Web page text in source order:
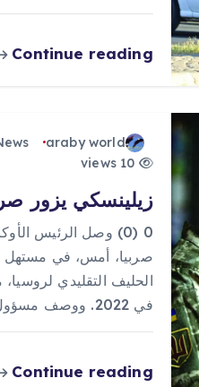
Continue reading
araby world
زيلينسكي يزور
0 (0) وصل الرئيس
صربيا، أمس، في مستهل
الحليف التقليدي
في 2022. ووصف مسؤول…
Continue reading